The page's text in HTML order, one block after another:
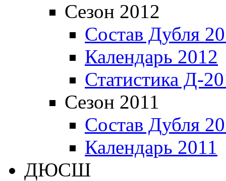
Сезон 2012
Состав Дубля
Календарь 2012
Статистика Д-
Сезон 2011
Состав Дубля
Календарь 2011
ДЮСШ